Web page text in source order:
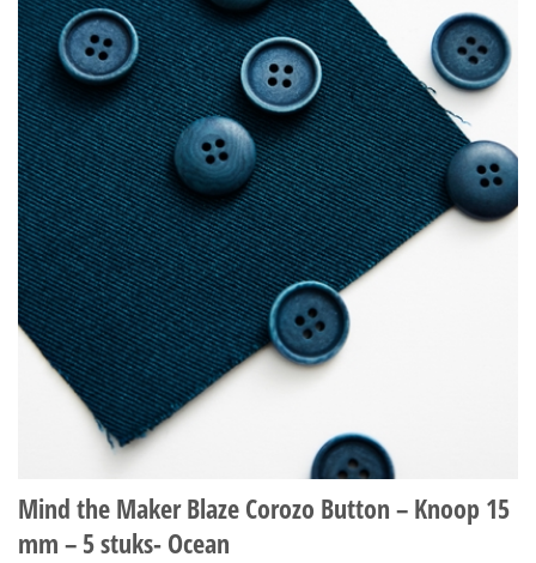
Mind the Maker Blaze Corozo Button – Knoop 15
mm – 5 stuks- Ocean